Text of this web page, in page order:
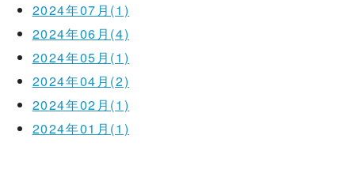
2024年07月(1)
2024年06月(4)
2024年05月(1)
2024年04月(2)
2024年02月(1)
2024年01月(1)